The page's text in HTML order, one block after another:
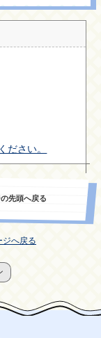
ださい。
先頭へ戻る
ジへ戻る